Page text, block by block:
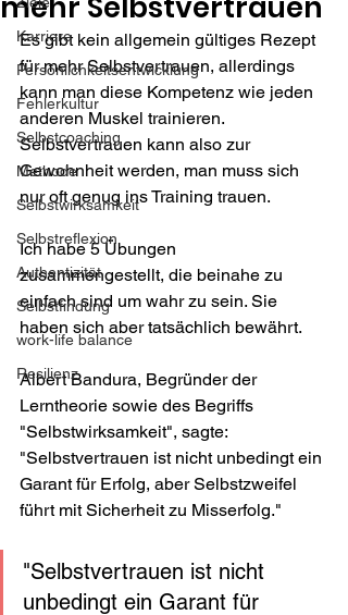
Karriere
Persönlichkeitsentwicklung
Fehlerkultur
Selbstcoaching
Methode
Selbstwirksamkeit
Selbstreflexion
Authentizität
Selbstfindung
work-life balance
Resilienz
Es gibt kein allgemein gültiges Rezept
für mehr Selbstvertrauen, allerdings
kann man diese Kompetenz wie jeden
anderen Muskel trainieren.
Selbstvertrauen kann also zur
Gewohnheit werden, man muss sich
nur oft genug ins Training trauen.
Ich habe 5 Übungen
zusammengestellt, die beinahe zu
einfach sind um wahr zu sein. Sie
haben sich aber tatsächlich bewährt.
Albert Bandura, Begründer der
Lerntheorie sowie des Begriffs
"Selbstwirksamkeit", sagte:
"Selbstvertrauen ist nicht unbedingt ein
Garant für Erfolg, aber Selbstzweifel
führt mit Sicherheit zu Misserfolg."
"Selbstvertrauen ist nicht
unbedingt ein Garant für